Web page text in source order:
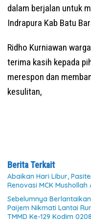
dalam berjalan untuk
Indrapura Kab Batu
Ridho Kurniawan
terima kasih kepada
merespon dan
kesulitan,
Berita Terkait
Abaikan Hari Libur,
Renovasi MCK Mushollah
Sebelumnya
Paijem Nikmati Lantai
TMMD Ke-129 Kodim